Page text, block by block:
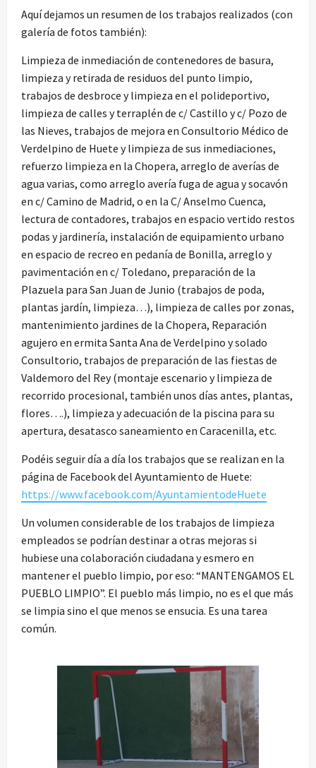
Aquí dejamos un resumen de los trabajos realizados (con
galería de fotos también):
Limpieza de inmediación de contenedores de basura,
limpieza y retirada de residuos del punto limpio,
trabajos de desbroce y limpieza en el polideportivo,
limpieza de calles y terraplén de c/ Castillo y c/ Pozo de
las Nieves, trabajos de mejora en Consultorio Médico de
Verdelpino de Huete y limpieza de sus inmediaciones,
refuerzo limpieza en la Chopera, arreglo de averías de
agua varias, como arreglo avería fuga de agua y socavón
en c/ Camino de Madrid, o en la C/ Anselmo Cuenca,
lectura de contadores, trabajos en espacio vertido restos
podas y jardinería, instalación de equipamiento urbano
en espacio de recreo en pedanía de Bonilla, arreglo y
pavimentación en c/ Toledano, preparación de la
Plazuela para San Juan de Junio (trabajos de poda,
plantas jardín, limpieza…), limpieza de calles por zonas,
mantenimiento jardines de la Chopera, Reparación
agujero en ermita Santa Ana de Verdelpino y solado
Consultorio, trabajos de preparación de las fiestas de
Valdemoro del Rey (montaje escenario y limpieza de
recorrido procesional, también unos días antes, plantas,
flores….), limpieza y adecuación de la piscina para su
apertura, desatasco saneamiento en Caracenilla, etc.
Podéis seguir día a día los trabajos que se realizan en la
página de Facebook del Ayuntamiento de Huete:
https://www.facebook.com/AyuntamientodeHuete
Un volumen considerable de los trabajos de limpieza
empleados se podrían destinar a otras mejoras si
hubiese una colaboración ciudadana y esmero en
mantener el pueblo limpio, por eso: “MANTENGAMOS EL
PUEBLO LIMPIO”. El pueblo más limpio, no es el que más
se limpia sino el que menos se ensucia. Es una tarea
común.